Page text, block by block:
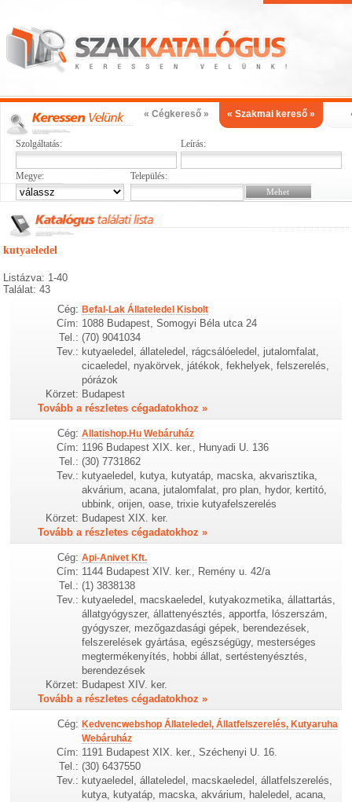
« Cégkereső » « Szakmai kereső »
Szolgáltatás: Leírás:
Megye: Település:
kutyaeledel
Listázva: 1-40
Találat: 43
Cég: Befal-Lak Állateledel Kisbolt
Cím: 1088 Budapest, Somogyi Béla utca 24
Tel.: (70) 9041034
Tev.: kutyaeledel, állateledel, rágcsálóeledel, jutalomfalat,
cicaeledel, nyakörvek, játékok, fekhelyek, felszerelés,
pórázok
Körzet: Budapest
Tovább a részletes cégadatokhoz »
Cég: Allatishop.Hu Webáruház
Cím: 1196 Budapest XIX. ker., Hunyadi U. 136
Tel.: (30) 7731862
Tev.: kutyaeledel, kutya, kutyatáp, macska, akvarisztika,
akvárium, acana, jutalomfalat, pro plan, hydor, kertitó,
ubbink, orijen, oase, trixie kutyafelszerelés
Körzet: Budapest XIX. ker.
Tovább a részletes cégadatokhoz »
Cég: Api-Anivet Kft.
Cím: 1144 Budapest XIV. ker., Remény u. 42/a
Tel.: (1) 3838138
Tev.: kutyaeledel, macskaeledel, kutyakozmetika, állattartás,
állatgyógyszer, állattenyésztés, apportfa, lószerszám,
gyógyszer, mezőgazdasági gépek, berendezések,
felszerelések gyártása, egészségügy, mesterséges
megtermékenyítés, hobbi állat, sertéstenyésztés,
berendezések
Körzet: Budapest XIV. ker.
Tovább a részletes cégadatokhoz »
Cég: Kedvencwebshop Állateledel, Állatfelszerelés, Kutyaruha
Webáruház
Cím: 1191 Budapest XIX. ker., Széchenyi U. 16.
Tel.: (30) 6437550
Tev.: kutyaeledel, állateledel, macskaeledel, állatfelszerelés,
kutya, kutyatáp, macska, akvárium, haleledel, acana,